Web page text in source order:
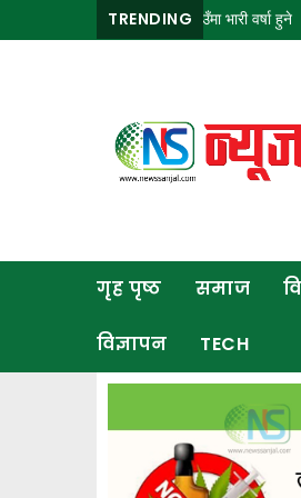
TRENDING
लुम्बिनीका केही ठाउँमा भारी वर्षा हुने
गृह पृष्ठ समाज
विज्ञापन TECH
राजनीति